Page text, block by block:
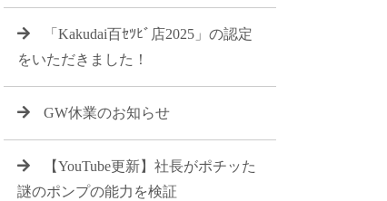
「Kakudai百ｾﾂﾋﾞ店2025」の認定
をいただきました！
GW休業のお知らせ
【YouTube更新】社長がポチッた
謎のポンプの能力を検証